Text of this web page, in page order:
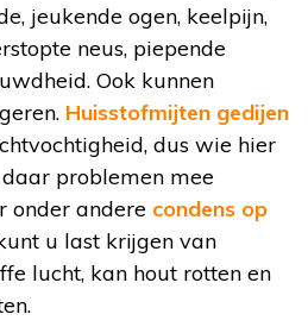
jeukende ogen, keelpijn,
neus, piepende
Ook kunnen
Huisstofmijten gedijen
dus wie hier
problemen mee
onder andere condens op
u last krijgen van
lucht, kan hout rotten en